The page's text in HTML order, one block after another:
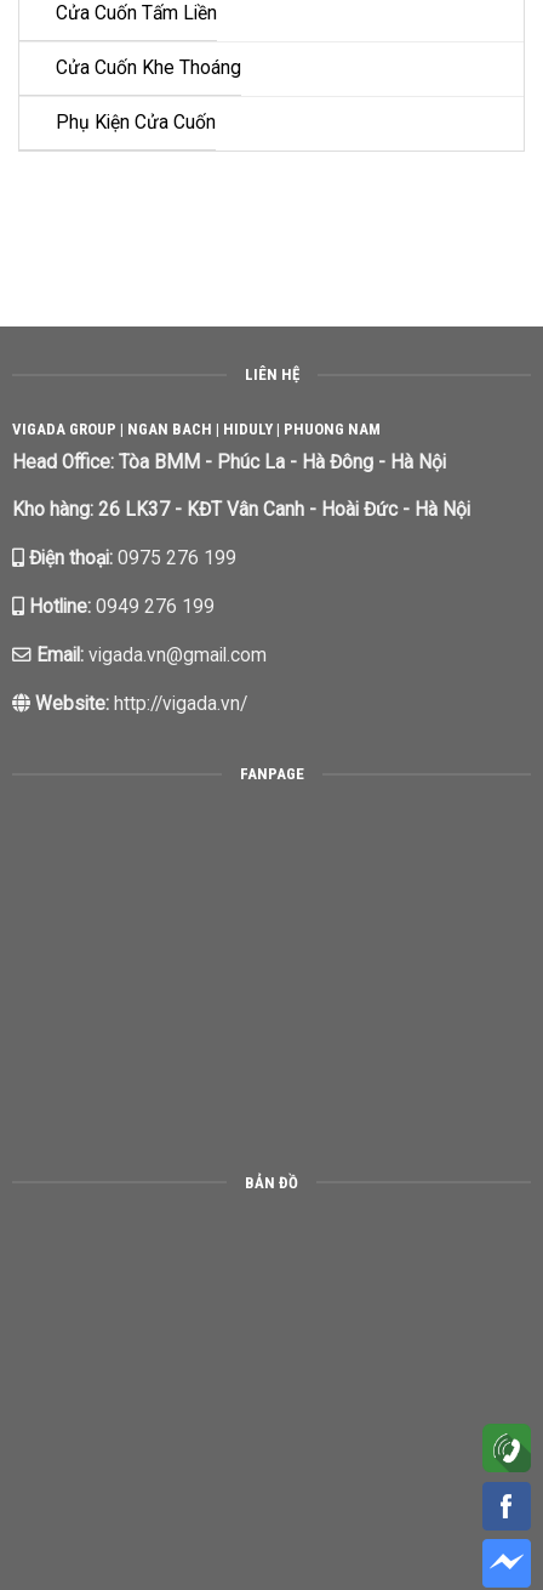
Cửa Cuốn Tấm Liền
Cửa Cuốn Khe Thoáng
Phụ Kiện Cửa Cuốn
LIÊN HỆ
VIGADA GROUP | NGAN BACH | HIDULY | PHUONG NAM
Head Office: Tòa BMM - Phúc La - Hà Đông - Hà Nội
Kho hàng: 26 LK37 - KĐT Vân Canh - Hoài Đức - Hà Nội
Điện thoại: 0975 276 199
Hotline: 0949 276 199
Email: vigada.vn@gmail.com
Website:http://vigada.vn/
FANPAGE
BẢN ĐỒ